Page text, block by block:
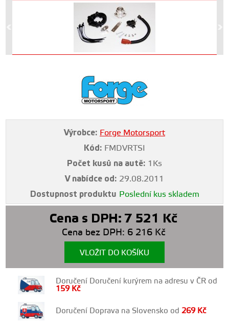
Výrobce: Forge Motorsport
Kód: FMDVRTSI
Počet kusů na autě: 1Ks
V nabídce od: 29.08.2011
Dostupnost produktu Poslední kus skladem
Cena s DPH: 7 521 Kč
Cena bez DPH: 6 216 Kč
VLOŽIT DO KOŠÍKU
Doručení Doručení kurýrem na adresu v ČR od
159 Kč
Doručení Doprava na Slovensko od269 Kč